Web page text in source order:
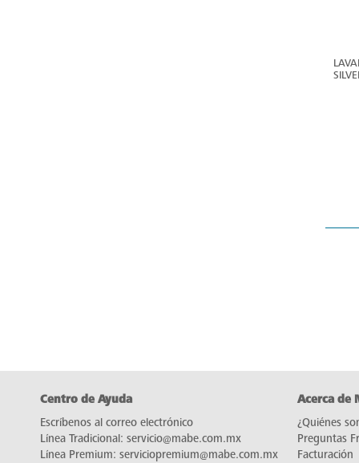
Centro de Ayuda
Escríbenos al correo electrónico
Línea Tradicional: servicio@mabe.com.mx
Línea Premium: serviciopremium@mabe.com.mx
Acerca de
¿Quiénes
Preguntas
Facturación